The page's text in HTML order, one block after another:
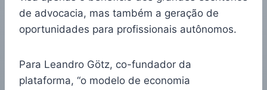
de advocacia, mas também a geração de
oportunidades para profissionais autônomos.
Para Leandro Götz, co-fundador da
plataforma, “o modelo de economia